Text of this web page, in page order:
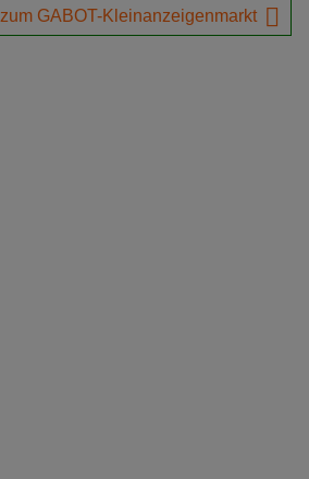
zum GABOT-Kleinanzeigenmarkt